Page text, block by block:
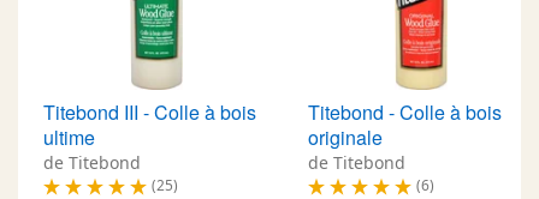
Titebond III - Colle à bois
ultime
de Titebond
(25)
Titebond - Colle à bois
originale
de Titebond
(6)